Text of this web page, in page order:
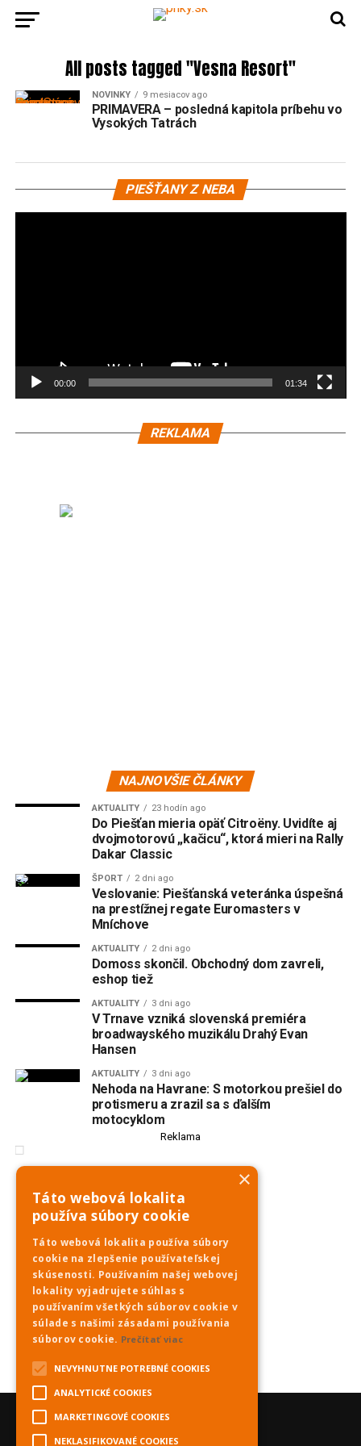
All posts tagged "Vesna Resort"
NOVINKY 9 mesiacov ago
PRIMAVERA – posledná kapitola príbehu vo
Vysokých Tatrách
PIEŠŤANY Z NEBA
00:00 01:34
REKLAMA
NAJNOVŠIE ČLÁNKY
AKTUALITY 23 hodín ago
Do Piešťan mieria opäť Citroëny. Uvidíte aj
dvojmotorovú „kačicu“, ktorá mieri na Rally
Dakar Classic
ŠPORT 2 dni ago
Veslovanie: Piešťanská veteránka úspešná
na prestížnej regate Euromasters v
Mníchove
AKTUALITY 2 dni ago
Domoss skončil. Obchodný dom zavreli,
eshop tiež
AKTUALITY 3 dni ago
V Trnave vzniká slovenská premiéra
broadwayského muzikálu Drahý Evan
Hansen
AKTUALITY 3 dni ago
Nehoda na Havrane: S motorkou prešiel do
protismeru a zrazil sa s ďalším
motocyklom
Reklama
×
Táto webová lokalita
používa súbory cookie
Táto webová lokalita používa súbory
cookie na zlepšenie používateľskej
skúsenosti. Používaním našej webovej
lokality vyjadrujete súhlas s
používaním všetkých súborov cookie v
súlade s našimi zásadami používania
súborov cookie. Prečítať viac
NEVYHNUTNE POTREBNÉ COOKIES
ANALYTICKÉ COOKIES
MARKETINGOVÉ COOKIES
NEKLASIFIKOVANÉ COOKIES